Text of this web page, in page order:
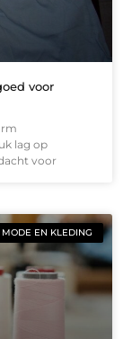
voor
lag op
voor
MODE EN KLEDING